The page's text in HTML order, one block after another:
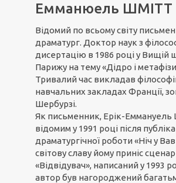
Емманюель ШМІТТ
Відомий по всьому світу
драматург. Доктор наук з
дисертацію в 1986 році у Вищій
Парижу на тему «Дідро і
Тривалий час викладав
навчальних закладах Франції,
Шербурзі.
Як письменник, Ерік-Еммануель
відомим у 1991 році після
драматургічної роботи «Ніч у
світову славу йому приніс
«Відвідувач», написаний у 1993
автор був нагороджений